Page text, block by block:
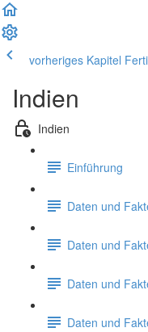
vorheriges Kapitel
Indien
Indien
Einführung
Daten und
Daten und
Daten und
Daten und